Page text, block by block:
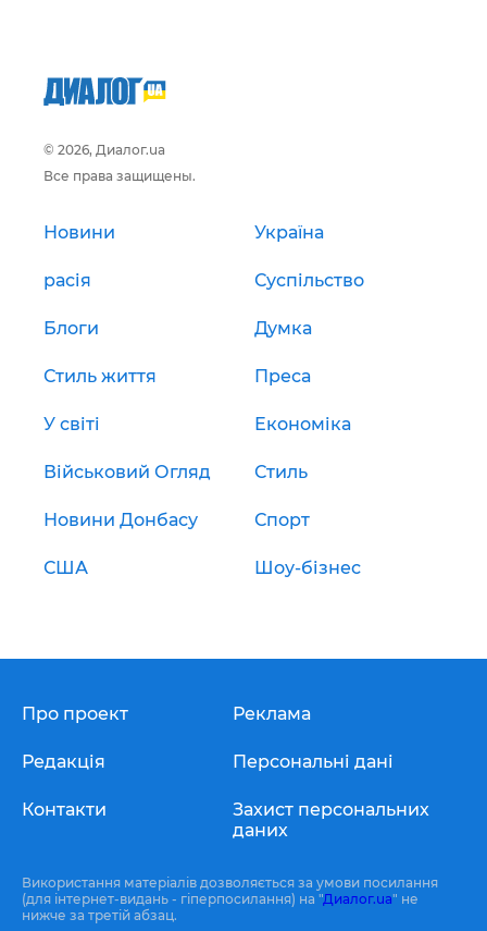
© 2026, Диалог.ua
Все права защищены.
Новини Україна
расія Суспільство
Блоги Думка
Стиль життя Преса
У світі Економіка
Військовий Огляд Стиль
Новини Донбасу Спорт
США Шоу-бізнес
Про проект
Редакція
Контакти
Реклама
Персональні дані
Захист персональних
даних
Використання матеріалів дозволяється за умови посилання
(для інтернет-видань - гіперпосилання) на "Диалог.ua" не
нижче за третій абзац.